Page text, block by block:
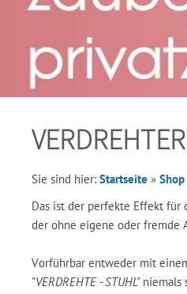
Sie sind hier: Startseite » Shop
Das ist der perfekte Effekt für
der ohne eigene oder fremde
Vorführbar entweder mit
"VERDREHTE - STUHL" niemals